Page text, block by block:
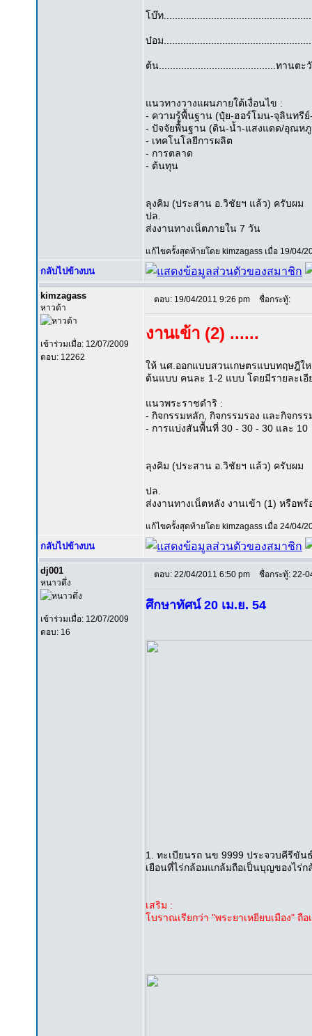
โบ๊ท
บ๋อม
ต้น..........................................ทานตะ
แนวทางวางแผนภายใต้เงื่อนไข :
- ความรู้พื้นฐาน (ปุ๋ย-ฮอร์โมน-จุลินทรี
- ปัจจัยพื้นฐาน (ดิน-น้ำ-แสงแดด/อุณห
- เทคโนโลยีการผลิต
- การตลาด
- ต้นทุน
ลุงคิม (ประสาน อ.วิชัยฯ แล้ว) ครับผม
ปล.
ส่งงานทางเน็ตภายใน 7 วัน
แก้ไขครั้งสุดท้ายโดย kimzagass เมื่อ 19/04/
กลับไปข้างบน
kimzagass
หาวด้า
เข้าร่วมเมื่อ: 12/07/2009
ตอบ: 12262
ตอบ: 19/04/2011 9:26 pm ชื่อกระทู้:
งานเข้า (2) ......
ให้ นศ.ออกแบบสวนเกษตรแบบทฤษฎีใ
ต้นแบบ คนละ 1-2 แบบ โดยมีรายละเ
แนวพระราชดำริ :
- กิจกรรมหลัก, กิจกรรมรอง และกิจกรร
- การแบ่งสันพื้นที่ 30 - 30 - 30 และ 10
ลุงคิม (ประสาน อ.วิชัยฯ แล้ว) ครับผม
ปล.
ส่งงานทางเน็ตหลัง งานเข้า (1) หรือพ
แก้ไขครั้งสุดท้ายโดย kimzagass เมื่อ 24/04/
กลับไปข้างบน
dj001
หนาวดึ่ง
เข้าร่วมเมื่อ: 12/07/2009
ตอบ: 16
ตอบ: 22/04/2011 6:50 pm ชื่อกระทู้: 22-
ศึกษาทัศน์ 20 เม.ย. 54
1. ทะเบียนรถ นข 9999 ประจวบคีรีขั
เยือนที่ไร่กล้อมแกล้มถือเป็นบุญของไร่ก
เสริม :
โบราณเรียกว่า "พระยาเหยียบเมือง" ถื